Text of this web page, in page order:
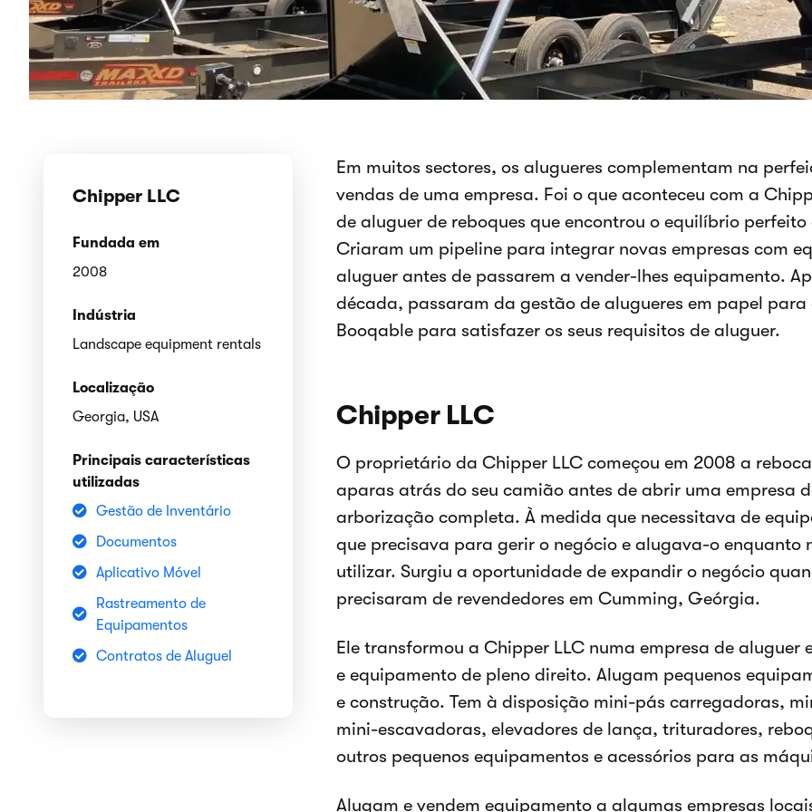
Chipper LLC
Fundada em
2008
Indústria
Landscape equipment rentals
Localização
Georgia, USA
Principais características
utilizadas
Gestão de Inventário
Documentos
Aplicativo Móvel
Rastreamento de
Equipamentos
Contratos de Aluguel
Em muitos sectores, os alugueres complementam na
vendas de uma empresa. Foi o que aconteceu com a
de aluguer de reboques que encontrou o equilíbrio perfeito
Criaram um pipeline para integrar novas empresas com
aluguer antes de passarem a vender-lhes equipamento.
década, passaram da gestão de alugueres em papel
Booqable para satisfazer os seus requisitos de aluguer.
Chipper LLC
O proprietário da Chipper LLC começou em 2008 a
aparas atrás do seu camião antes de abrir uma empresa
arborização completa. À medida que necessitava de
que precisava para gerir o negócio e alugava-o enquanto
utilizar. Surgiu a oportunidade de expandir o negócio
precisaram de revendedores em Cumming, Geórgia.
Ele transformou a Chipper LLC numa empresa de aluguer
e equipamento de pleno direito. Alugam pequenos
e construção. Tem à disposição mini-pás carregadoras,
mini-escavadoras, elevadores de lança, trituradores,
outros pequenos equipamentos e acessórios para as
Alugam e vendem equipamento a algumas empresas